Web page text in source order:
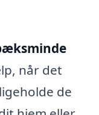
når det
de